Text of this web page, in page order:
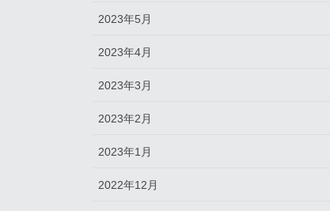
2023年5月
2023年4月
2023年3月
2023年2月
2023年1月
2022年12月